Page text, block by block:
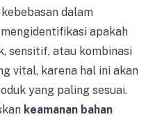
dalam
apakah
sensitif, atau kombinasi
vital, karena hal ini akan
yang paling sesuai.
keamanan bahan